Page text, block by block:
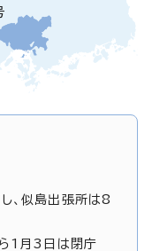
、似島出張所は8
1月3日は閉庁